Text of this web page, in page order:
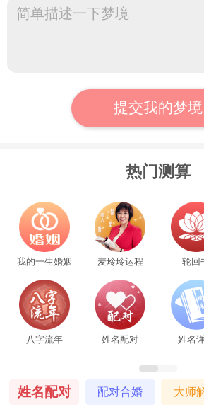
男朋友出轨
与男友拌嘴
表明你们恩爱，幸福。
自己的男朋友和别的女人谈
预示你的学习成绩会很好。
自己自己的男朋友和别的女
提交我的梦境
热门测算
我的一生婚姻 麦玲玲运程 轮回
八字流年 姓名配对 姓名
姓名配对 配对合婚 大师